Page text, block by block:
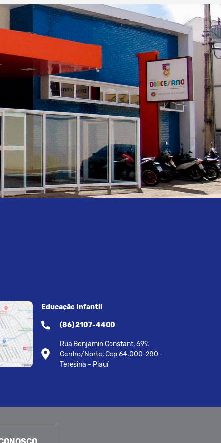
Educação Infantil
(86) 2107-4400
Rua Benjamin Constant, 699.
Centro/Norte, Cep 64.000-280 -
Teresina - Piauí